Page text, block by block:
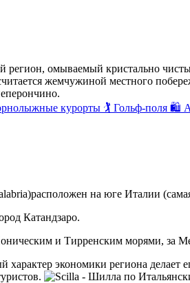
омываемый кристально
жемчужиной местного
курорты 🏌️ Гольф-поля 🛍
на юге Италии
Катандзаро.
и Тирренским морями, за
характер экономики региона делает